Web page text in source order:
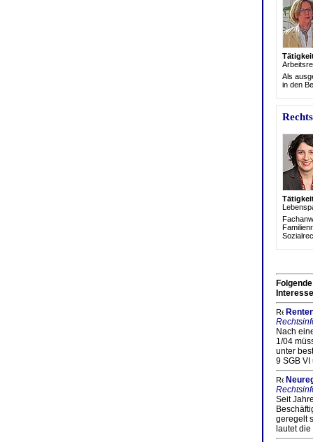
Arbeits
Als
in den
Nach
1/04
unter
9 SGB VI
Seit
geregelt
lautet